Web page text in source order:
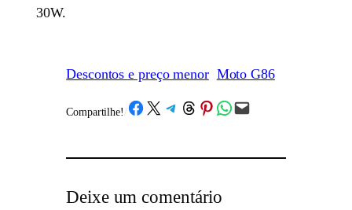
30W.
Descontos e preço menor Moto G86
Compartilhe! /Share on Facebook
Share on X Share on Telegram
Share on Threads
Share on Pinterest
Share on WhatsApp
Email this Page
Deixe um comentário